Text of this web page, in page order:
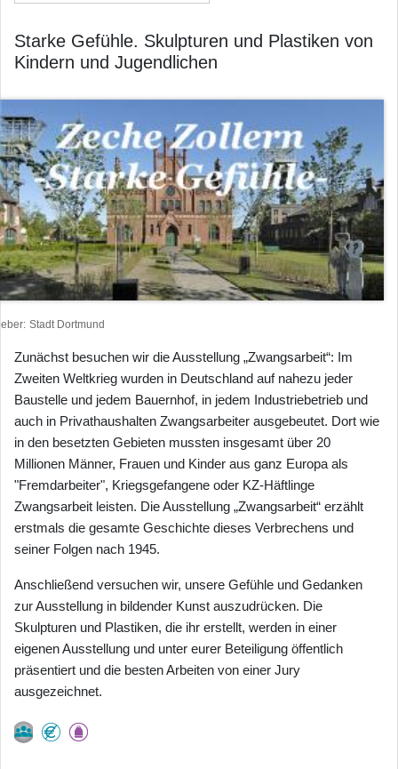
Starke Gefühle. Skulpturen und Plastiken von
Kindern und Jugendlichen
Stadt Dortmund
Zunächst besuchen wir die Ausstellung „Zwangsarbeit“: Im
Zweiten Weltkrieg wurden in Deutschland auf nahezu jeder
Baustelle und jedem Bauernhof, in jedem Industriebetrieb und
auch in Privathaushalten Zwangsarbeiter ausgebeutet. Dort wie
in den besetzten Gebieten mussten insgesamt über 20
Millionen Männer, Frauen und Kinder aus ganz Europa als
"Fremdarbeiter", Kriegsgefangene oder KZ-Häftlinge
Zwangsarbeit leisten. Die Ausstellung „Zwangsarbeit“ erzählt
erstmals die gesamte Geschichte dieses Verbrechens und
seiner Folgen nach 1945.
Anschließend versuchen wir, unsere Gefühle und Gedanken
zur Ausstellung in bildender Kunst auszudrücken. Die
Skulpturen und Plastiken, die ihr erstellt, werden in einer
eigenen Ausstellung und unter eurer Beteiligung öffentlich
präsentiert und die besten Arbeiten von einer Jury
ausgezeichnet.